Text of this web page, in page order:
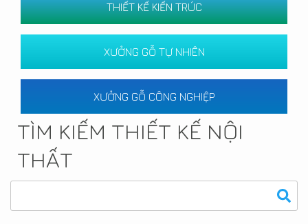
THIẾT KẾ KIẾN TRÚC
XƯỞNG GỖ TỰ NHIÊN
XƯỞNG GỖ CÔNG NGHIỆP
TÌM KIẾM THIẾT KẾ NỘI
THẤT